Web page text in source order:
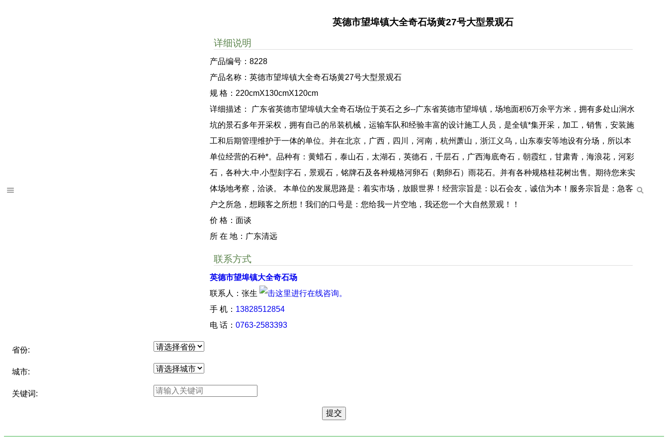
英德市望埠镇大全奇石场黄27号大型景观石
详细说明
产品编号：8228
产品名称：英德市望埠镇大全奇石场黄27号大型景观石
规 格：220cmX130cmX120cm
详细描述： 广东省英德市望埠镇大全奇石场位于英石之乡--广东省英德市望埠镇，场地面积6万余平方米，拥有多处山涧水
坑的景石多年开采权，拥有自己的吊装机械，运输车队和经验丰富的设计施工人员，是全镇*集开采，加工，销售，安装施
工和后期管理维护于一体的单位。并在北京，广西，四川，河南，杭州萧山，浙江义乌，山东泰安等地设有分场，所以本
单位经营的石种*。品种有：黄蜡石，泰山石，太湖石，英德石，千层石，广西海底奇石，朝霞红，甘肃青，海浪花，河彩
石，各种大.中.小型刻字石，景观石，铭牌石及各种规格河卵石（鹅卵石）雨花石。并有各种规格桂花树出售。期待您来实
体场地考察，洽谈。 本单位的发展思路是：着实市场，放眼世界！经营宗旨是：以石会友，诚信为本！服务宗旨是：急客
户之所急，想顾客之所想！我们的口号是：您给我一片空地，我还您一个大自然景观！！
价 格：面谈
所 在 地：广东清远
联系方式
英德市望埠镇大全奇石场
联系人：张生
手 机： 13828512854
电 话：0763-2583393
省份:
城市:
关键词: